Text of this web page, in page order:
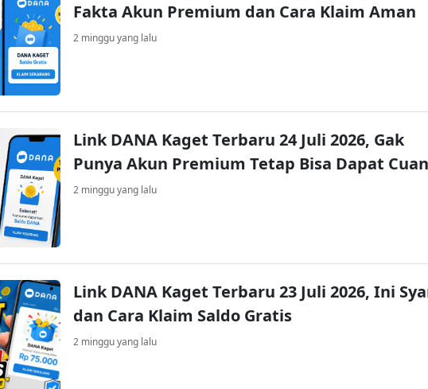
Fakta Akun Premium dan Cara Klaim Aman
2 minggu yang lalu
Link DANA Kaget Terbaru 24 Juli 2026, Gak
Punya Akun Premium Tetap Bisa Dapat Cuan
2 minggu yang lalu
Link DANA Kaget Terbaru 23 Juli 2026, Ini
dan Cara Klaim Saldo Gratis
2 minggu yang lalu